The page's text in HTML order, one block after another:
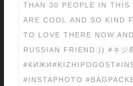
THAN 30 PEOPLE IN THIS
ARE COOL AND SO KIND
TO LOVE THERE
RUSSIAN FRIEND:)) #キジ
#INSTAPHOTO